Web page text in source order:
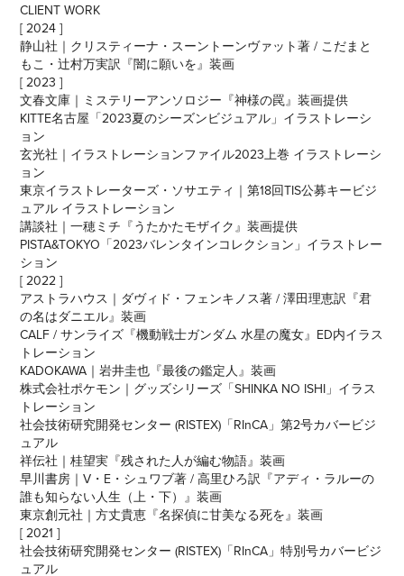
CLIENTWORK
[ 2024 ]
静山社｜クリスティーナ・スーントーンヴァット著 / こだまと
もこ・辻村万実訳『闇に願いを』装画
[ 2023 ]
文春文庫｜ミステリーアンソロジー『神様の罠』装画提供
KITTE名古屋「2023夏のシーズンビジュアル」イラストレーシ
ョン
玄光社｜イラストレーションファイル2023上巻 イラストレーシ
ョン
東京イラストレーターズ・ソサエティ｜第18回TIS公募キービジ
ュアル イラストレーション
講談社｜一穂ミチ『うたかたモザイク』装画提供
PISTA&TOKYO「2023バレンタインコレクション」イラストレー
ション
[ 2022 ]
アストラハウス｜ダヴィド・フェンキノス著 / 澤田理恵訳『君
の名はダニエル』装画
CALF / サンライズ『機動戦士ガンダム 水星の魔女』ED内イラス
トレーション
KADOKAWA｜岩井圭也『最後の鑑定人』装画
株式会社ポケモン｜グッズシリーズ「SHINKA NO ISHI」イラス
トレーション
社会技術研究開発センター (RISTEX)「RInCA」第2号カバービジ
ュアル
祥伝社｜桂望実『残された人が編む物語』装画
早川書房｜V・E・シュワブ著 / 高里ひろ訳『アディ・ラルーの
誰も知らない人生（上・下）』装画
東京創元社｜方丈貴恵『名探偵に甘美なる死を』装画
[ 2021 ]
社会技術研究開発センター (RISTEX)「RInCA」特別号カバービジ
ュアル